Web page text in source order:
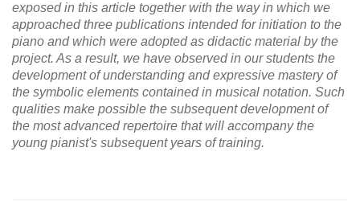
exposed in this article together with the way in which we
approached three publications intended for initiation to the
piano and which were adopted as didactic material by the
project. As a result, we have observed in our students the
development of understanding and expressive mastery of
the symbolic elements contained in musical notation. Such
qualities make possible the subsequent development of
the most advanced repertoire that will accompany the
young pianist's subsequent years of training.